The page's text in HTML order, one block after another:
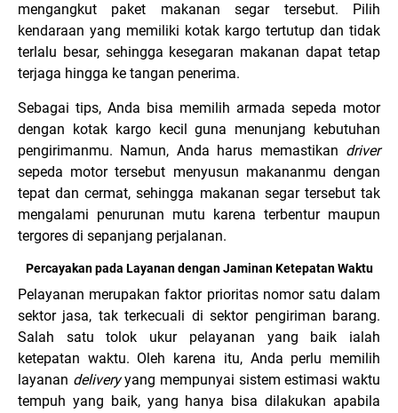
mengangkut paket makanan segar tersebut. Pilih
kendaraan yang memiliki kotak kargo tertutup dan tidak
terlalu besar, sehingga kesegaran makanan dapat tetap
terjaga hingga ke tangan penerima.
Sebagai tips, Anda bisa memilih armada sepeda motor
dengan kotak kargo kecil guna menunjang kebutuhan
pengirimanmu. Namun, Anda harus memastikan driver
sepeda motor tersebut menyusun makananmu dengan
tepat dan cermat, sehingga makanan segar tersebut tak
mengalami penurunan mutu karena terbentur maupun
tergores di sepanjang perjalanan.
Percayakan pada Layanan dengan Jaminan Ketepatan Waktu
Pelayanan merupakan faktor prioritas nomor satu dalam
sektor jasa, tak terkecuali di sektor pengiriman barang.
Salah satu tolok ukur pelayanan yang baik ialah
ketepatan waktu. Oleh karena itu, Anda perlu memilih
layanan deliveryyang mempunyai sistem estimasi waktu
tempuh yang baik, yang hanya bisa dilakukan apabila